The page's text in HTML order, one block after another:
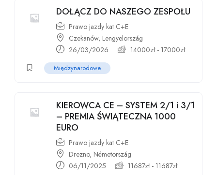
DOŁĄCZ DO NASZEGO ZESPOŁU
Prawo jazdy kat C+E
Czekanów, Lengyelország
26/03/2026
14000zł- 17000zł
Międzynarodowe
KIEROWCA CE – SYSTEM 2/1 i 3/1
– PREMIA ŚWIĄTECZNA 1000
EURO
Prawo jazdy kat C+E
Drezno, Németország
06/11/2025
11687zł- 11687zł